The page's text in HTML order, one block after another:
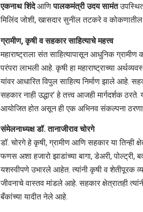
एकनाथ शिंदेआणिपालकमंत्री उदय सामंतउपस्थित
मिलिंद जोशी, खासदार सुनील तटकरे व
ग्रामीण, कृषी व सहकार साहित्याचे महत्त्व
महाराष्ट्राला संत साहित्यापासून आधुनिक
परंपरा लाभली आहे. कृषी हा महाराष्ट्राच्या
यांवर आधारित विपुल साहित्य निर्माण झाले आहे.
सहकार नाही उद्धार’ हे तत्त्व आजही मार्गदर्शक
आयोजित होत असून ही एक अभिनव संकल्पना
संमेलनाध्यक्ष डॉ. तानाजीराव चोरगे
डॉ. चोरगे हे कृषी, ग्रामीण आणि सहकार या
फणस अशा हजारो झाडांच्या बागा, डेअरी, पोल्ट्री,
यशस्वीपणे उभारले आहेत. त्यांनी कृषी व शेतीपूरक
जीवनाचे वास्तव मांडले आहे. सहकार क्षेत्रातही
बँकांच्या यादीत नेले आहे.